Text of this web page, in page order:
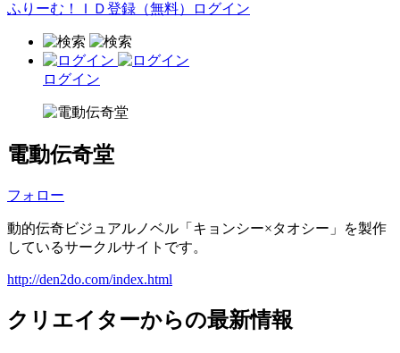
ふりーむ！ＩＤ登録（無料） ログイン
ログイン
電動伝奇堂
フォロー
動的伝奇ビジュアルノベル「キョンシー×タオシー」を製作
しているサークルサイトです。
http://den2do.com/index.html
クリエイターからの最新情報